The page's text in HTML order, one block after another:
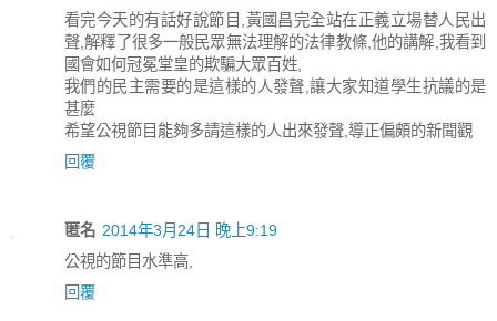
看完今天的有話好說節目,黃國昌完全站在正義立場替人民出
聲,解釋了很多一般民眾無法理解的法律教條,他的講解,我看到
國會如何冠冕堂皇的欺騙大眾百姓,
我們的民主需要的是這樣的人發聲,讓大家知道學生抗議的是
甚麼
希望公視節目能夠多請這樣的人出來發聲,導正偏頗的新聞觀
回覆
匿名 2014年3月24日 晚上9:19
公視的節目水準高,
回覆